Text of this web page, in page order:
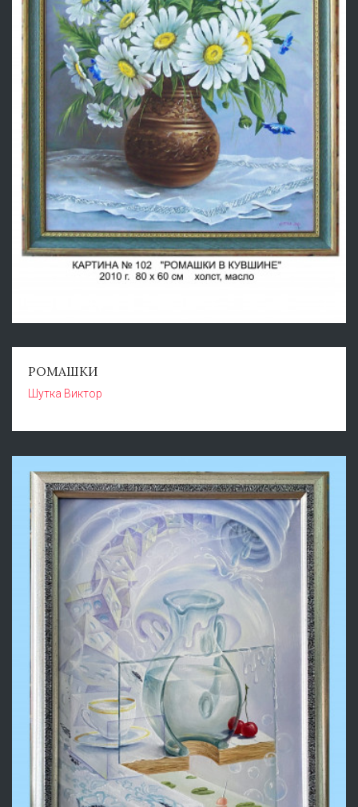
РОМАШКИ
Шутка Виктор